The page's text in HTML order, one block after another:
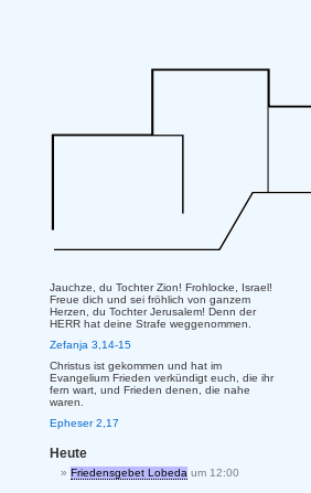
Jauchze, du Tochter Zion! Frohlocke, Israel!
Freue dich und sei fröhlich von ganzem
Herzen, du Tochter Jerusalem! Denn der
HERR hat deine Strafe weggenommen.
Zefanja 3,14-15
Christus ist gekommen und hat im
Evangelium Frieden verkündigt euch, die ihr
fern wart, und Frieden denen, die nahe
waren.
Epheser 2,17
Heute
Friedensgebet Lobeda um 12:00